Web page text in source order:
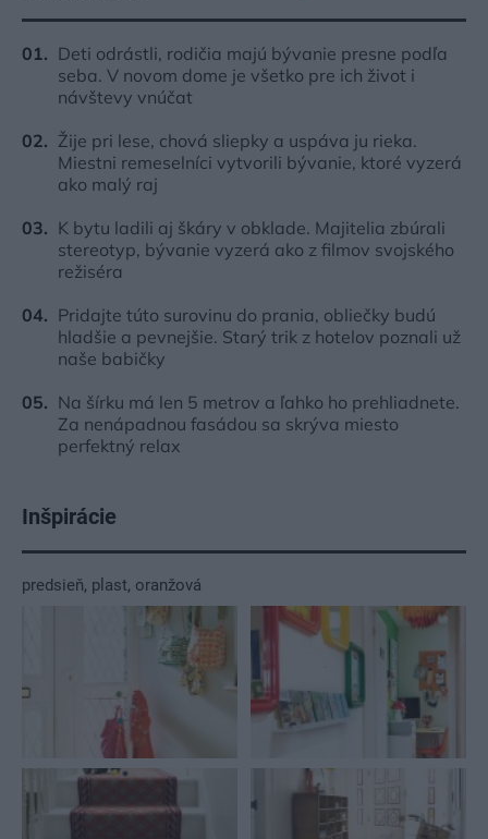
Deti odrástli, rodičia majú bývanie presne podľa
seba. V novom dome je všetko pre ich život i
návštevy vnúčat
Žije pri lese, chová sliepky a uspáva ju rieka.
Miestni remeselníci vytvorili bývanie, ktoré vyzerá
ako malý raj
K bytu ladili aj škáry v obklade. Majitelia zbúrali
stereotyp, bývanie vyzerá ako z filmov svojského
režiséra
Pridajte túto surovinu do prania, obliečky budú
hladšie a pevnejšie. Starý trik z hotelov poznali už
naše babičky
Na šírku má len 5 metrov a ľahko ho prehliadnete.
Za nenápadnou fasádou sa skrýva miesto
perfektný relax
Inšpirácie
predsieň, plast, oranžová